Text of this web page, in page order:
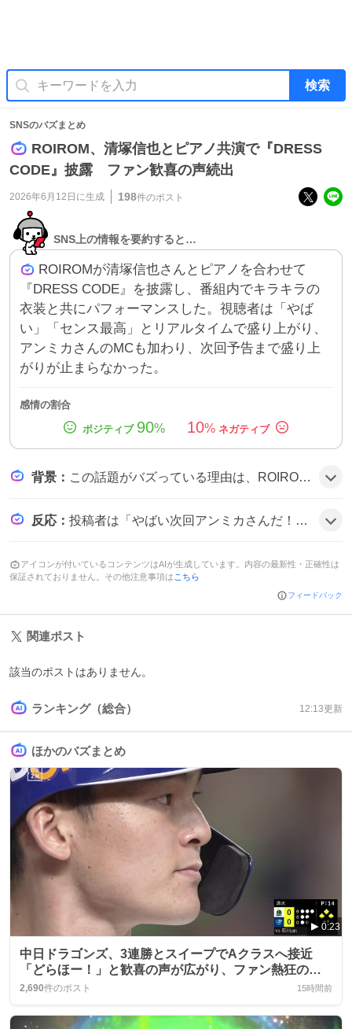
検索
SNSのバズまとめ
ROIROM、清塚信也とピアノ共演で『DRESS
CODE』披露 ファン歓喜の声続出
2026年6月12日 に生成 198件のポスト
SNS上の情報を要約すると…
ROIROMが清塚信也さんとピアノを合わせて
『DRESS CODE』を披露し、番組内でキラキラの
衣装と共にパフォーマンスした。視聴者は「やば
い」「センス最高」とリアルタイムで盛り上がり、
アンミカさんのMCも加わり、次回予告まで盛り上
がりが止まらなかった。
感情の割合
90% 10%
背景 ： この話題がバズっている理由は、ROIROMの個性的な衣装とパフォーマンスが話題になり、清塚信也さんとのピアノ共演という意外なコラボが視聴者の関心を引いたことに加え、アンミカさんがMCで次回予告を出したことで期待感が高まったためとみられる。
反応 ： 投稿者は「やばい次回アンミカさんだ！！！」や「大夢くん、普通にセンス良いー😳🎹」と興奮し、「DRESS CODEやっぱり好きだｏ( ›_‹ )ｏ💕💕」と好意的に評価している様子がうかがえる。
アイコンが付いているコンテンツはAIが生成しています。内容の最新性・正確性は
保証されておりません。その他注意事項は こちら
フィードバック
関連ポスト
該当のポストはありません。
ランキング（総合） 12:13更新
ほかのバズまとめ
0:23
中日ドラゴンズ、3連勝とスイープでAクラスへ接近
「どらほー！」と歓喜の声が広がり、ファン熱狂の渦
が巻き起こる
2,690件のポスト 15時間前